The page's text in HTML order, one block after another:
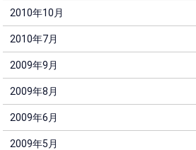
2010年10月
2010年7月
2009年9月
2009年8月
2009年6月
2009年5月